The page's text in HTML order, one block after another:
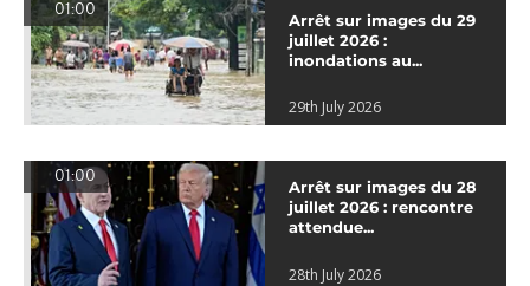
01:00
Arrêt sur images du 29
juillet 2026 :
inondations au...
29th July 2026
01:00
Arrêt sur images du 28
juillet 2026 : rencontre
attendue...
28th July 2026